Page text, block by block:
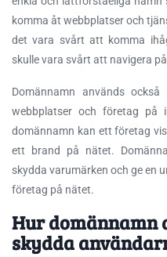
komma åt webbplatser och
det vara svårt att komma
skulle vara svårt att navigera
Domännamn används
webbplatser och företag på
domännamn kan ett företag
ett brand på nätet.
skydda varumärken och ge en
företag på nätet.
Hur domännamn
skydda